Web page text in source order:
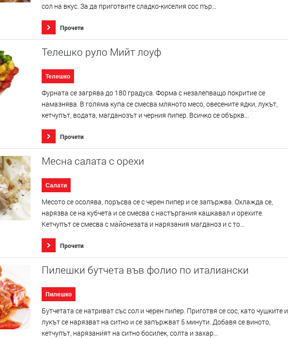
сол на вкус. За да приготвите сладко-киселия сос пър...
Прочети
Телешко руло Mийт лоуф
Телешко
Фурната се загрява до 180 градуса. Форма с незалепващо покритие се
намазнява. В голяма купа се смесва мляното месо, овесените ядки, лукът,
кетчупът, водата, магданозът и черния пипер. Всичко се объркв...
Прочети
Месна салата с орехи
Салати
Месото се осолява, поръсва се с черен пипер и се запържва. Охлажда се,
нарязва се на кубчета и се смесва с настъргания кашкавал и орехите.
Кетчупът се смесва с майонезата и нарязания магданоз и с то...
Прочети
Пилешки бутчета във фолио по италиански
Пилешко
Бутчетата се натриват със сол и черен пипер. Приготвя се сос, като чушките и
лукът се нарязват на ситно и се запържват 5 минути. Добавя се виното,
кетчупът, нарязаният на ситно босилек, солта и захар...